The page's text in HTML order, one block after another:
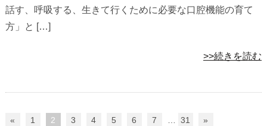
話す、呼吸する、生きて行くために必要な口腔機能の育て
方」と […]
>>続きを読む
« 1 2 3 4 5 6 7 … 31 »